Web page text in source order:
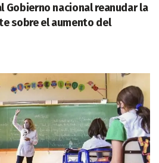
Gobierno nacional reanudar la
sobre el aumento del